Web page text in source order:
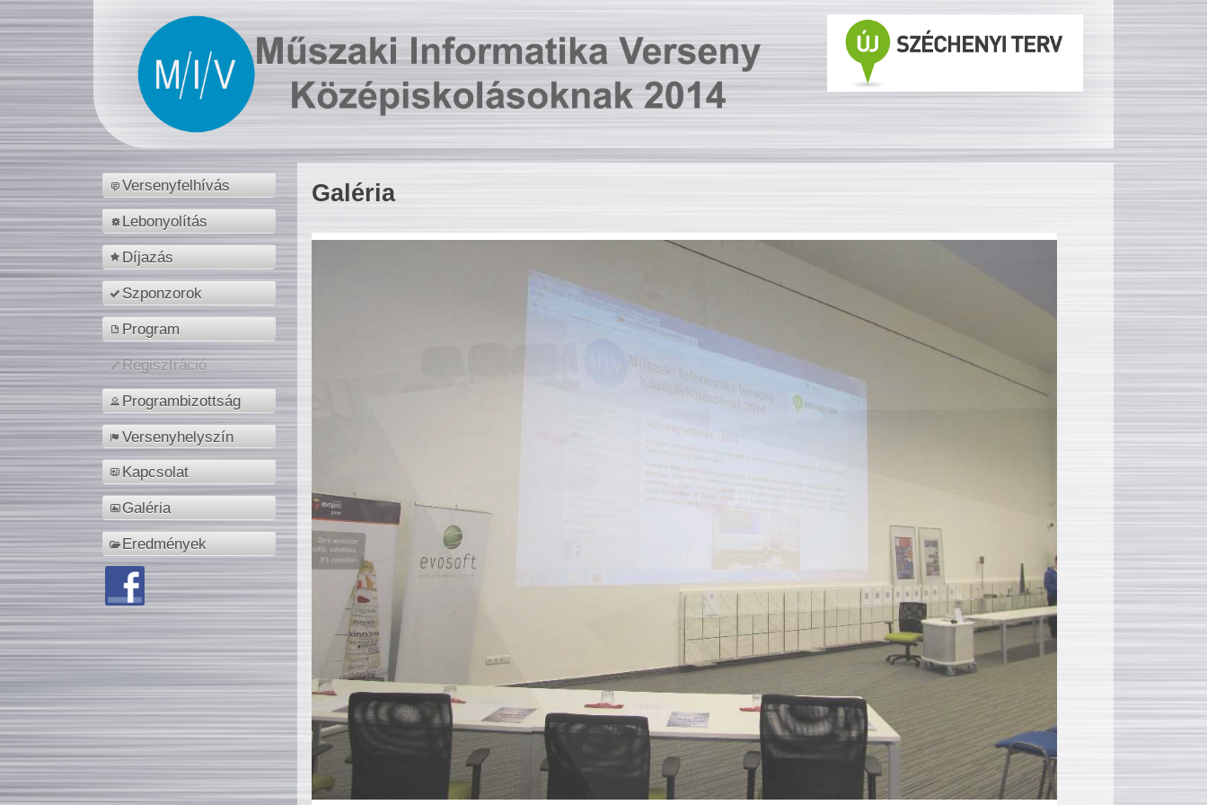
Versenyfelhívás
Lebonyolítás
Díjazás
Szponzorok
Program
Regisztráció
Programbizottság
Versenyhelyszín
Kapcsolat
Galéria
Eredmények
Galéria